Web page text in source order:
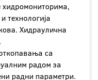
хидромониторима,
технологија
Хидраулична
са
радом за
радни параметри.